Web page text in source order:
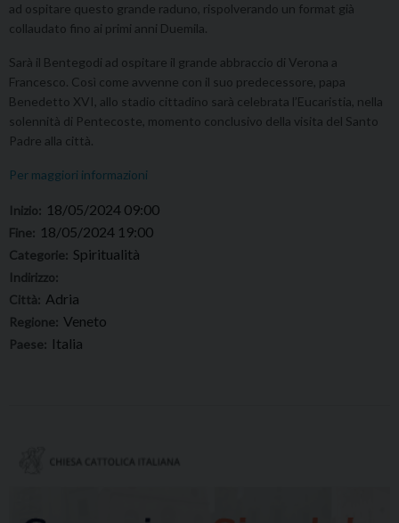
ad ospitare questo grande raduno, rispolverando un format già
collaudato fino ai primi anni Duemila.
Sarà il Bentegodi ad ospitare il grande abbraccio di Verona a
Francesco. Così come avvenne con il suo predecessore, papa
Benedetto XVI, allo stadio cittadino sarà celebrata l’Eucaristia, nella
solennità di Pentecoste, momento conclusivo della visita del Santo
Padre alla città.
Per maggiori informazioni
Inizio: 18/05/2024 09:00
Fine: 18/05/2024 19:00
Categorie: Spiritualità
Indirizzo:
Città: Adria
Regione: Veneto
Paese: Italia